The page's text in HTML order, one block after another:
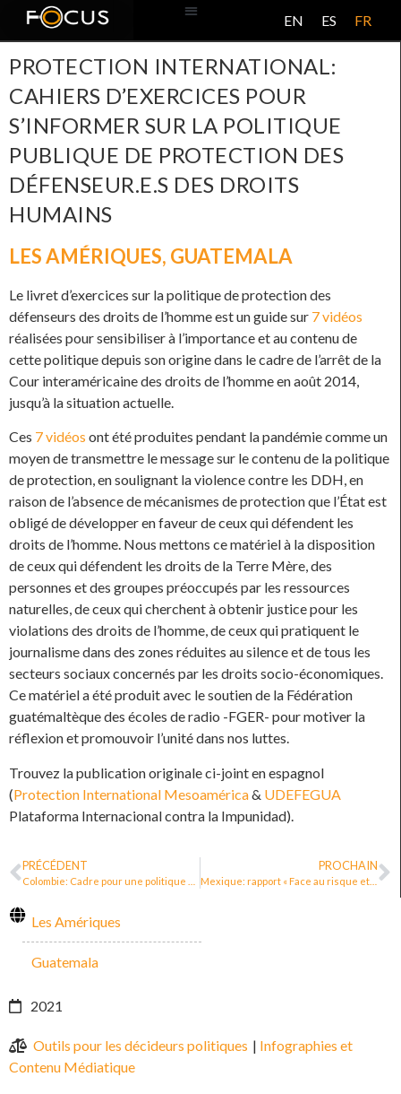
EN ES FR
PROTECTION INTERNATIONAL:
CAHIERS D’EXERCICES POUR
S’INFORMER SUR LA POLITIQUE
PUBLIQUE DE PROTECTION DES
DÉFENSEUR.E.S DES DROITS
HUMAINS
LES AMÉRIQUES, GUATEMALA
Le livret d’exercices sur la politique de protection des
défenseurs des droits de l’homme est un guide sur 7 vidéos
réalisées pour sensibiliser à l’importance et au contenu de
cette politique depuis son origine dans le cadre de l’arrêt de la
Cour interaméricaine des droits de l’homme en août 2014,
jusqu’à la situation actuelle.
Ces 7 vidéos ont été produites pendant la pandémie comme un
moyen de transmettre le message sur le contenu de la politique
de protection, en soulignant la violence contre les DDH, en
raison de l’absence de mécanismes de protection que l’État est
obligé de développer en faveur de ceux qui défendent les
droits de l’homme. Nous mettons ce matériel à la disposition
de ceux qui défendent les droits de la Terre Mère, des
personnes et des groupes préoccupés par les ressources
naturelles, de ceux qui cherchent à obtenir justice pour les
violations des droits de l’homme, de ceux qui pratiquent le
journalisme dans des zones réduites au silence et de tous les
secteurs sociaux concernés par les droits socio-économiques.
Ce matériel a été produit avec le soutien de la Fédération
guatémaltèque des écoles de radio -FGER- pour motiver la
réflexion et promouvoir l’unité dans nos luttes.
Trouvez la publication originale ci-joint en espagnol
(Protection International Mesoamérica& UDEFEGUA
Plataforma Internacional contra la Impunidad).
PRÉCÉDENT PROCHAIN
Les Amériques
Guatemala
2021
Outils pour les décideurs politiques | Infographies et
Contenu Médiatique